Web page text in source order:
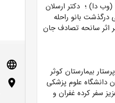
(وب دا) ؛ دکتر ارسلان
درگذشت بانو راحله
اثر سانحه تصادف جان
بیمارستان کوثر
دانشگاه علوم پزشکی
سفر کرده غفران و
language
location_on